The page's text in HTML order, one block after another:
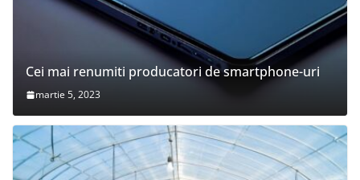
Cei mai renumiti producatori de smartphone-uri
martie 5, 2023